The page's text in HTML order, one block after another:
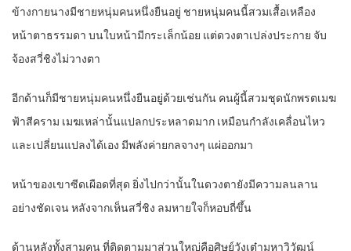
ข้างกายนางมีชายหนุ่มคนหนึ่งยืนอยู่ ชายหนุ่มคนนี้สวมเสื้อเหลือง
หน้าตาธรรมดา บนใบหน้ามีกระเล็กน้อย แต่ดวงตาเปล่งประกาย จับ
จ้องสวี่ชิงไม่วางตา
อีกด้านก็มีชายหนุ่มคนหนึ่งยืนอยู่ด้วยเช่นกัน คนผู้นี้สวมชุดนักพรตเมฆ
ฟ้าสีคราม เมฆเหล่านั้นแปลกประหลาดมาก เหมือนกำลังเคลื่อนไหว
และเปลี่ยนแปลงได้เอง มีพลังค่ายกลจางๆ แผ่ออกมา
หน้าของเขาซีดเผือดที่สุด ยิ่งไปกว่านั้นในดวงตายังมีความลนลาน
อย่างชัดเจน หลังจากเห็นสวี่ชิง ลมหายใจก็หอบถี่ขึ้น
ด้านหลังทั้งสามคน ที่ติดตามมาส่วนใหญ่คือศิษย์วังเต๋ามหาวิวัฒน์